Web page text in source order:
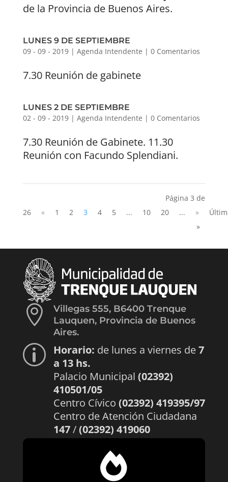
de la Provincia de Buenos Aires.
LUNES 9 DE SEPTIEMBRE
09 - 09 - 2019| Agenda Intendente | 0 Comentarios
7.30 Reunión de gabinete
LUNES 2 DE SEPTIEMBRE
02 - 09 - 2019| Agenda Intendente | 0 Comentarios
7.30 Reunión de Gabinete. 11.30
Reunión con Facundo Splendiani.
Página 3 de
26
« 1 2 3 4 5 ... 10 20 ... »
»

Villegas 555, B6400 Trenque
Lauquen, Provincia de Buenos
Aires.
p Horario: de lunes a viernes de7
a 13 hs.
Palacio Municipal (02392)
410501/05
Centro Cívico (02392) 419395/97
Centro de Atención Ciudadana
147/(02392) 419060
